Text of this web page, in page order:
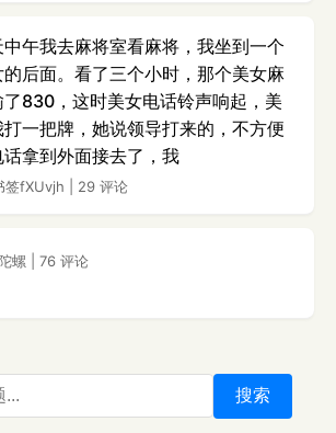
午我去麻将室看麻将，我坐到一个
后面。看了三个小时，那个美女麻
830，这时美女电话铃声响起，美
一把牌，她说领导打来的，不方便
拿到外面接去了，我
签fXUvjh 29 评论
螺 76 评论
搜索